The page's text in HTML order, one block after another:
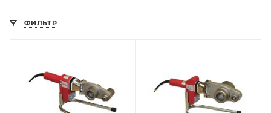
ФИЛЬТР